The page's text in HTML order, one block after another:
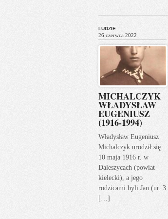
LUDZIE
26 czerwca 2022
MICHALCZYK
WŁADYSŁAW
EUGENIUSZ
(1916-1994)
Władysław Eugeniusz
Michalczyk urodził się
10 maja 1916 r. w
Daleszycach (powiat
kielecki), a jego
rodzicami byli Jan (ur. 3
[…]